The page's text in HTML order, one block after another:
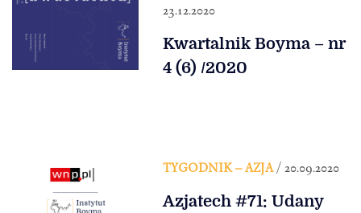
23.12.2020
Kwartalnik Boyma – nr
4 (6) /2020
TYGODNIK – AZJA/ 20.09.2020
Azjatech #71: Udany